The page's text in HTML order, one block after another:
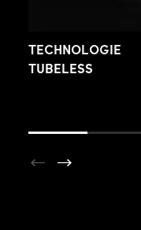
TECHNOLOGIE
TUBELESS